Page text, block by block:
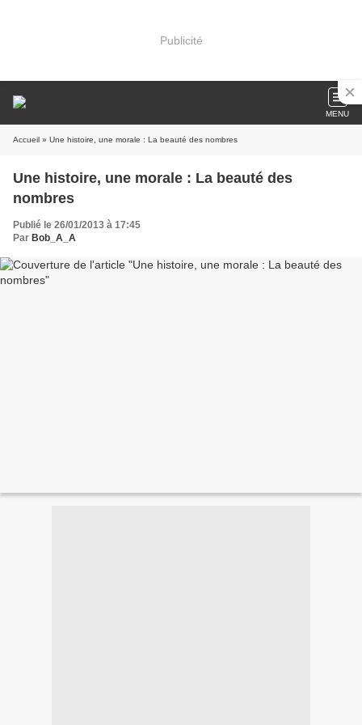
Publicité
MENU
Accueil » Une histoire, une morale : La beauté des nombres
Une histoire, une morale : La beauté des
nombres
Publié le 26/01/2013 à 17:45
Par Bob_A_A